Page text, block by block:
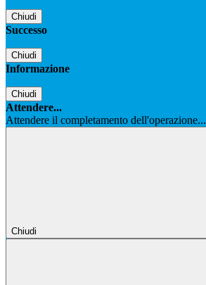
Chiudi
Successo
Chiudi
Informazione
Chiudi
Attendere...
Attendere il completamento dell'operazione...
Chiudi